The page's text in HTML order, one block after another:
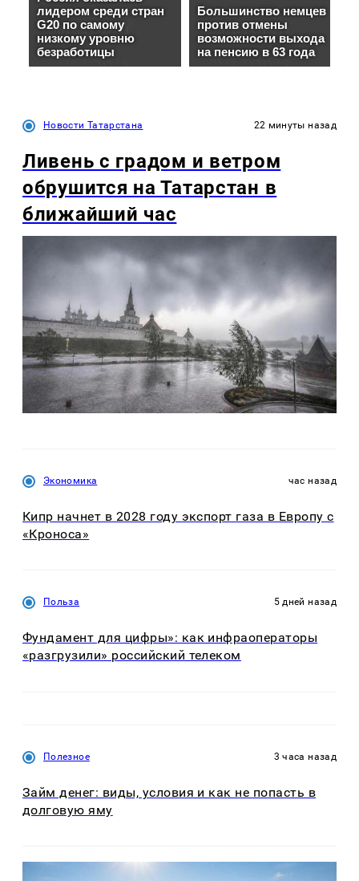
Новости Татарстана 22 минуты назад
Ливень с градом и ветром
обрушится на Татарстан в
ближайший час
Экономика час назад
Кипр начнет в 2028 году экспорт газа в Европу с
«Кроноса»
Польза 5 дней назад
Фундамент для цифры»: как инфраоператоры
«разгрузили» российский телеком
Полезное 3 часа назад
Займ денег: виды, условия и как не попасть в
долговую яму